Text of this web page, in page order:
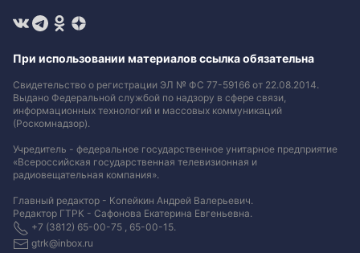
При использовании материалов ссылка обязательна
Свидетельство о регистрации ЭЛ № ФС 77-59166 от 22.08.2014.
Выдано Федеральной службой по надзору в сфере связи,
информационных технологий и массовых коммуникаций
(Роскомнадзор).
Учредитель - федеральное государственное унитарное предприятие
«Всероссийская государственная телевизионная и
радиовещательная компания».
Главный редактор - Копейкин Андрей Валерьевич.
Редактор ГТРК - Сафонова Екатерина Евгеньевна.
+7 (3812) 65-00-75 , 65-00-15.
gtrk@inbox.ru